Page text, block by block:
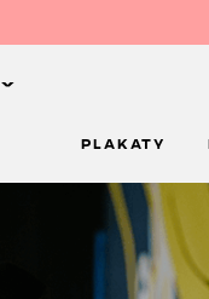
^
PLAKATY